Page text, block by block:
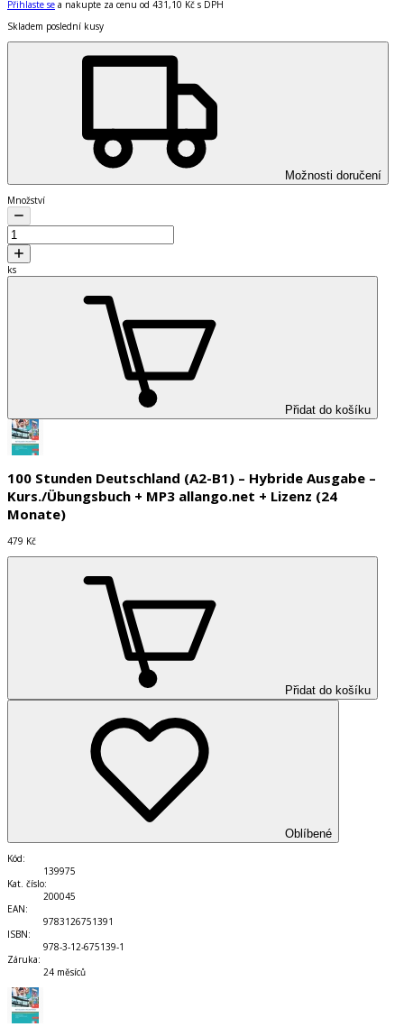
Přihlaste se a nakupte za cenu od 431,10 Kč s DPH
Skladem poslední kusy
Možnosti doručení
Množství
ks
Přidat do košíku
100 Stunden Deutschland (A2-B1) – Hybride Ausgabe –
Kurs./Übungsbuch + MP3 allango.net + Lizenz (24
Monate)
479 Kč
Přidat do košíku
Oblíbené
Kód:
139975
Kat. číslo:
200045
EAN:
9783126751391
ISBN:
978-3-12-675139-1
Záruka:
24 měsíců